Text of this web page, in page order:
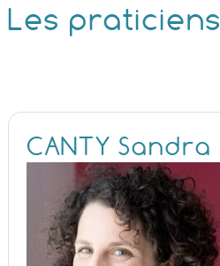
Les praticiens
CANTY Sandra